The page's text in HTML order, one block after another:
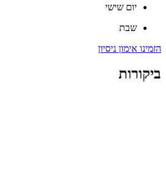
יום שישי
שבת
הזמינו אימון ניסיון
ביקורות